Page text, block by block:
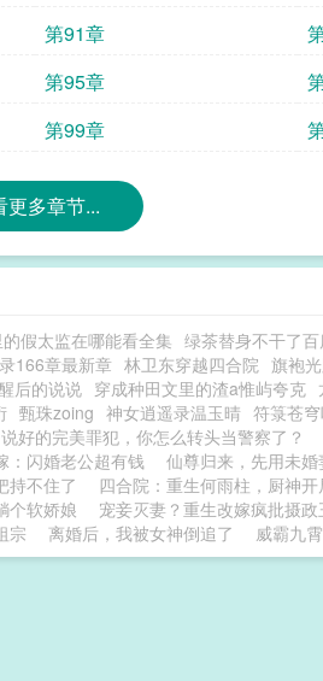
第91章
第95章
第99章
更多章节...
的假太监在哪能看全集 绿茶替身不干了百
166章最新章 林卫东穿越四合院 旗袍
后的说说 穿成种田文里的渣a惟屿夸克
甄珠zoing 神女逍遥录温玉晴 符箓苍
说好的完美罪犯，你怎么转头当警察了？
：闪婚老公超有钱 仙尊归来，先用未婚
持不住了 四合院：重生何雨柱，厨神开
个软娇娘 宠妾灭妻？重生改嫁疯批摄政
宗 离婚后，我被女神倒追了 威霸九霄